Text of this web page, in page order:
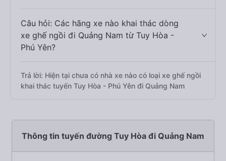
Câu hỏi: Các hãng xe nào khai thác dòng
xe ghế ngồi đi Quảng Nam từ Tuy Hòa -
Phú Yên?
Trả lời: Hiện tại chưa có nhà xe nào có loại xe ghế ngồi
khai thác tuyến Tuy Hòa - Phú Yên đi Quảng Nam
Thông tin tuyến đường Tuy Hòa đi Quảng Nam